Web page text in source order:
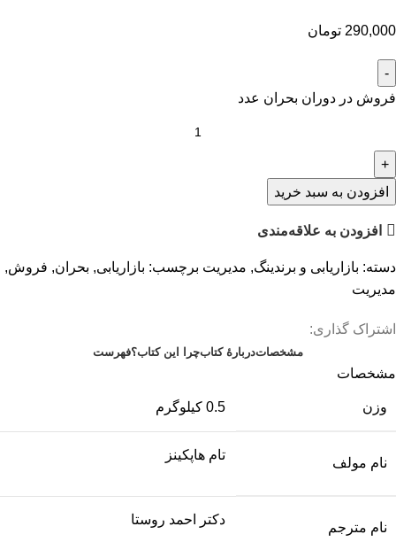
290,000 تومان
فروش در دوران بحران عدد
افزودن به سبد خرید
افزودن به علاقه‌مندی
دسته: بازاریابی و برندینگ, مدیریت برچسب: بازاریابی, بحران, فروش,
مدیریت
اشتراک گذاری:
مشخصاتدربارهٔ کتابچرا این کتاب؟فهرست
مشخصات
وزن 0.5 کیلوگرم
نام مولف
تام هاپکینز
نام مترجم
دکتر احمد روستا